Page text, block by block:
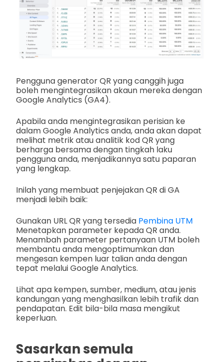
Pengguna generator QR yang canggih juga
boleh mengintegrasikan akaun mereka dengan
Google Analytics (GA4).
Apabila anda mengintegrasikan perisian ke
dalam Google Analytics anda, anda akan dapat
melihat metrik atau analitik kod QR yang
berharga bersama dengan tingkah laku
pengguna anda, menjadikannya satu paparan
yang lengkap.
Inilah yang membuat penjejakan QR di GA
menjadi lebih baik:
Gunakan URL QR yang tersedia Pembina UTM
Menetapkan parameter kepada QR anda.
Menambah parameter pertanyaan UTM boleh
membantu anda mengoptimumkan dan
mengesan kempen luar talian anda dengan
tepat melalui Google Analytics.
Lihat apa kempen, sumber, medium, atau jenis
kandungan yang menghasilkan lebih trafik dan
pendapatan. Edit bila-bila masa mengikut
keperluan.
Sasarkan semula